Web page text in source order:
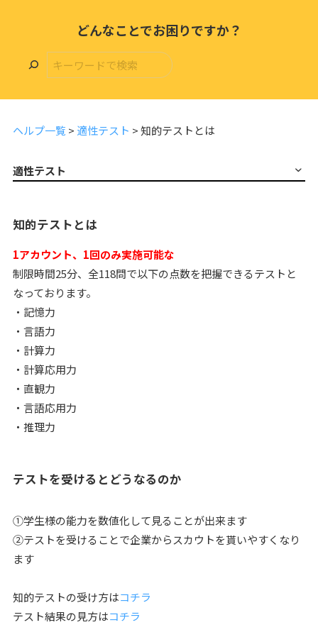
どんなことでお困りですか？
ヘルプ一覧 > 適性テスト >知的テストとは
適性テスト
知的テストとは
1アカウント、1回のみ実施可能な
制限時間25分、全118問で以下の点数を把握できるテストと
なっております。
・記憶力
・言語力
・計算力
・計算応用力
・直観力
・言語応用力
・推理力
テストを受けるとどうなるのか
①学生様の能力を数値化して見ることが出来ます
②テストを受けることで企業からスカウトを貰いやすくなり
ます
知的テストの受け方はコチラ
テスト結果の見方はコチラ